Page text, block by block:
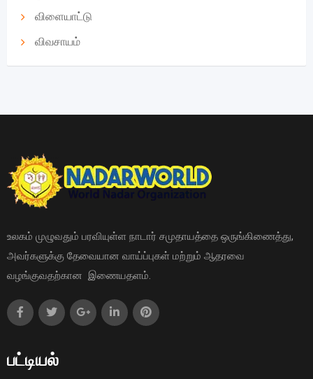
விளையாட்டு
விவசாயம்
உலகம் முழுவதும் பரவியுள்ள நாடார் சமுதாயத்தை ஒருங்கிணைத்து,
அவர்களுக்கு தேவையான வாய்ப்புகள் மற்றும் ஆதரவை
வழங்குவதற்கான இணையதளம்.
பட்டியல்